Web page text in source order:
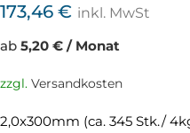
173,46 € inkl. MwSt
ab 5,20 € / Monat
zzgl. Versandkosten
2,0x300mm (ca. 345 Stk./